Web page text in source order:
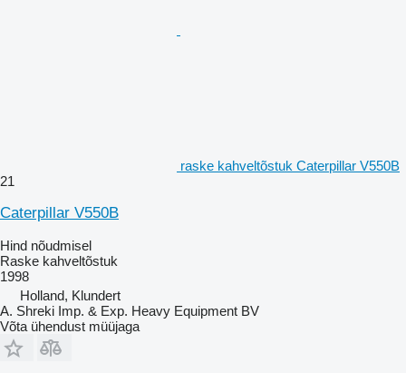
raske kahveltõstuk Caterpillar V550B
21
Caterpillar V550B
Hind nõudmisel
Raske kahveltõstuk
1998
Holland, Klundert
A. Shreki Imp. & Exp. Heavy Equipment BV
Võta ühendust müüjaga